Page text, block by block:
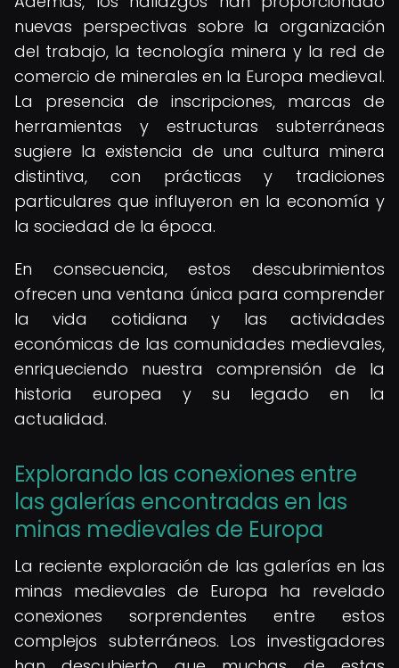
nuevas perspectivas sobre la organización
del trabajo, la tecnología minera y la red de
comercio de minerales en la Europa medieval.
La presencia de inscripciones, marcas de
herramientas y estructuras subterráneas
sugiere la existencia de una cultura minera
distintiva, con prácticas y tradiciones
particulares que influyeron en la economía y
la sociedad de la época.
En consecuencia, estos descubrimientos
ofrecen una ventana única para comprender
la vida cotidiana y las actividades
económicas de las comunidades medievales,
enriqueciendo nuestra comprensión de la
historia europea y su legado en la
actualidad.
Explorando las conexiones entre
las galerías encontradas en las
minas medievales de Europa
La reciente exploración de las galerías en las
minas medievales de Europa ha revelado
conexiones sorprendentes entre estos
complejos subterráneos. Los investigadores